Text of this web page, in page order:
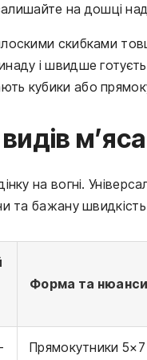
на дошці
скибками
і швидше
кубики або
м’яса
на вогні.
та бажану
Форма та нюанси
Прямокутники